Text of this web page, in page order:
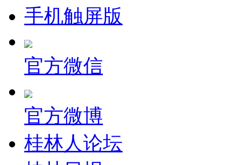
手机触屏版
官方微信
官方微博
桂林人论坛